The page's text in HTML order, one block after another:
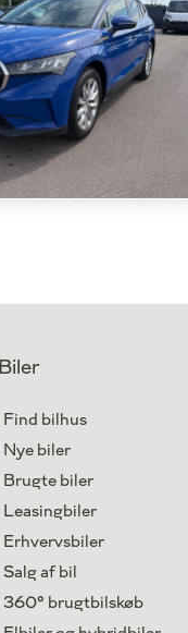
Biler
Find bilhus
Nye biler
Brugte biler
Leasingbiler
Erhvervsbiler
Salg af bil
360° brugtbilskøb